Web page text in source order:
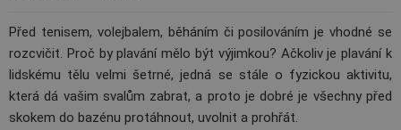
Před tenisem, volejbalem, běháním či posilováním je vhodné se
rozcvičit. Proč by plavání mělo být výjimkou? Ačkoliv je plavání k
lidskému tělu velmi šetrné, jedná se stále o fyzickou aktivitu,
která dá vašim svalům zabrat, a proto je dobré je všechny před
skokem do bazénu protáhnout, uvolnit a prohřát.